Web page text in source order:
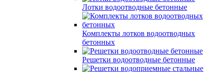
Лотки водоотводные бетонные
Комплекты лотков водоотводных
бетонных
Решетки водоотводные бетонные